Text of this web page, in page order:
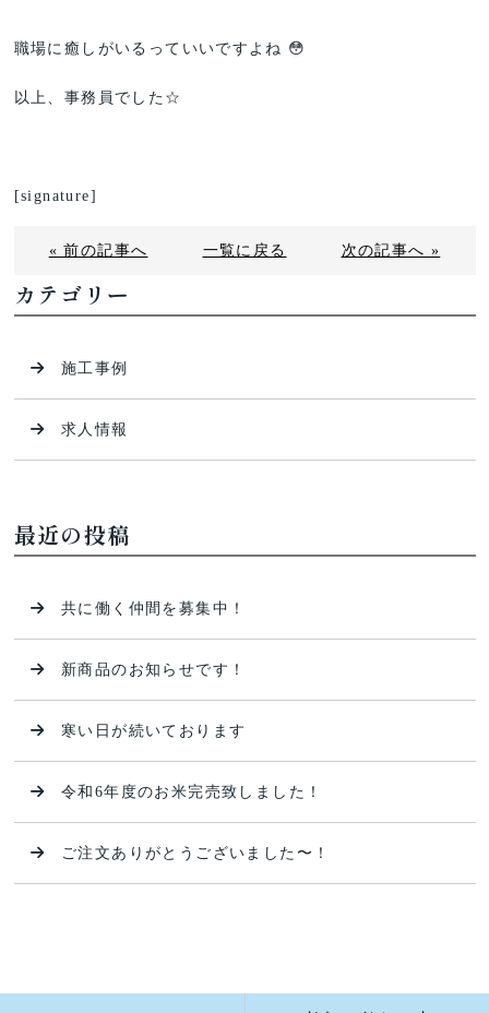
職場に癒しがいるっていいですよね 😳
以上、事務員でした☆
[signature]
« 前の記事へ 一覧に戻る 次の記事へ »
カテゴリー
施工事例
求人情報
最近の投稿
共に働く仲間を募集中！
新商品のお知らせです！
寒い日が続いております
令和6年度のお米完売致しました！
ご注文ありがとうございました〜！